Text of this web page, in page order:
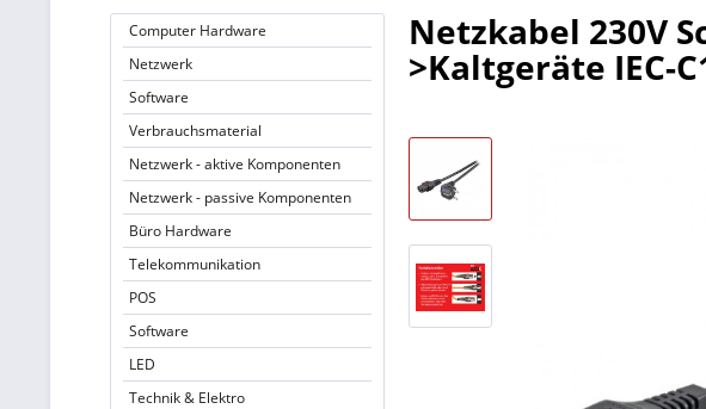
Computer Hardware
Netzwerk
Software
Verbrauchsmaterial
Netzwerk - aktive Komponenten
Netzwerk - passive Komponenten
Büro Hardware
Telekommunikation
POS
Software
LED
Technik & Elektro
Netzkabel 230V
>Kaltgeräte IEC-